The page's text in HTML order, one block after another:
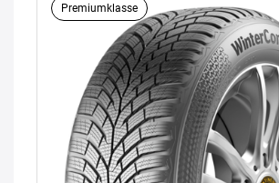
Premiumklasse